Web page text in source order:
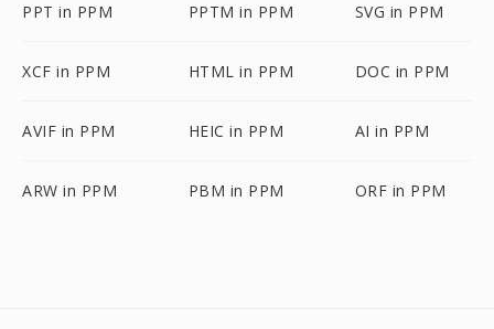
PPT in PPM PPTM in PPM SVG in PPM
XCF in PPM HTML in PPM DOC in PPM
AVIF in PPM HEIC in PPM AI in PPM
ARW in PPM PBM in PPM ORF in PPM